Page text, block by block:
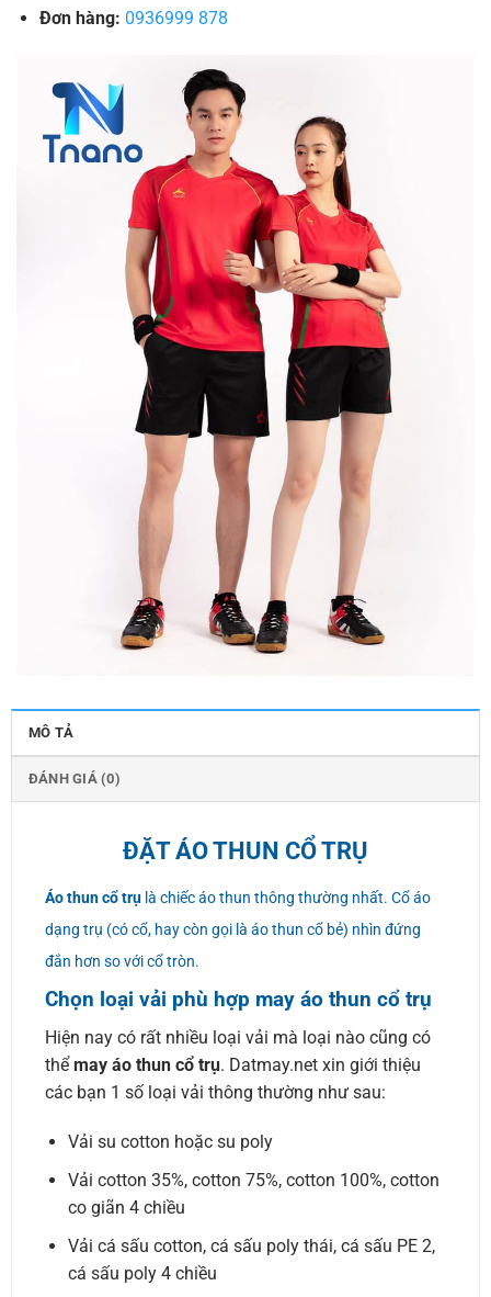
Đơn hàng: 0936999 878
MÔ TẢ
ĐÁNH GIÁ (0)
ĐẶT ÁO THUN CỔ TRỤ
Áo thun cổ trụlà chiếc áo thun thông thường nhất. Cổ áo
dạng trụ (có cổ, hay còn gọi là áo thun cổ bẻ) nhìn đứng
đắn hơn so với cổ tròn.
Chọn loại vải phù hợp may áo thun cổ trụ
Hiện nay có rất nhiều loại vải mà loại nào cũng có
thểmay áo thun cổ trụ. Datmay.net xin giới thiệu
các bạn 1 số loại vải thông thường như sau:
Vải su cotton hoặc su poly
Vải cotton 35%, cotton 75%, cotton 100%, cotton
co giãn 4 chiều
Vải cá sấu cotton, cá sấu poly thái, cá sấu PE 2,
cá sấu poly 4 chiều